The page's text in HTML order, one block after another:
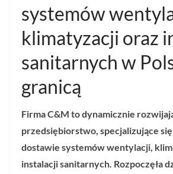
systemów
klimatyzacji oraz
sanitarnych w
granicą
Firma C&M to dynamicznie
przedsiębiorstwo, specjalizujące
dostawie systemów wentylacji,
instalacji sanitarnych. Rozpoczęła